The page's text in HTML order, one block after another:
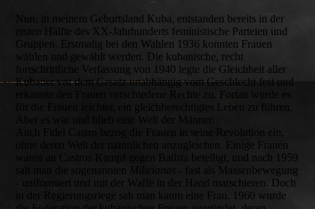
Nun, in meinem Geburtsland Kuba, entstanden bereits in der
ersten Hälfte des XX-Jahrhunderts feministische Parteien und
Gruppen. Erstmalig bei den Wahlen 1936 konnten Frauen
wählen und gewählt werden. Die kubanische, recht
fortschrittliche Verfassung von 1940 legte die Gleichheit aller
Kubaner vor dem Gesetz unabhängig vom Geschlecht fest und
für die Frauen leichter, ein gleichberechtigtes Leben zu führen.
Aber es war und blieb eine Welt der Männer.
Auch Fidel Castro bezog die Frauen in seine Revolution ein,
ohne deren Welt der männlichen anzugleichen. Einige Frauen
waren an Castros Kampf gegen Batista beteiligt, und nach 1959
sah man die sogenannten
Milicianas - fast als Massenbewegung
- uniformiert und mit der Waffe in der Hand marschieren. Doch
in der Regierungsriege sah man kaum eine Frau. 1960 wurde